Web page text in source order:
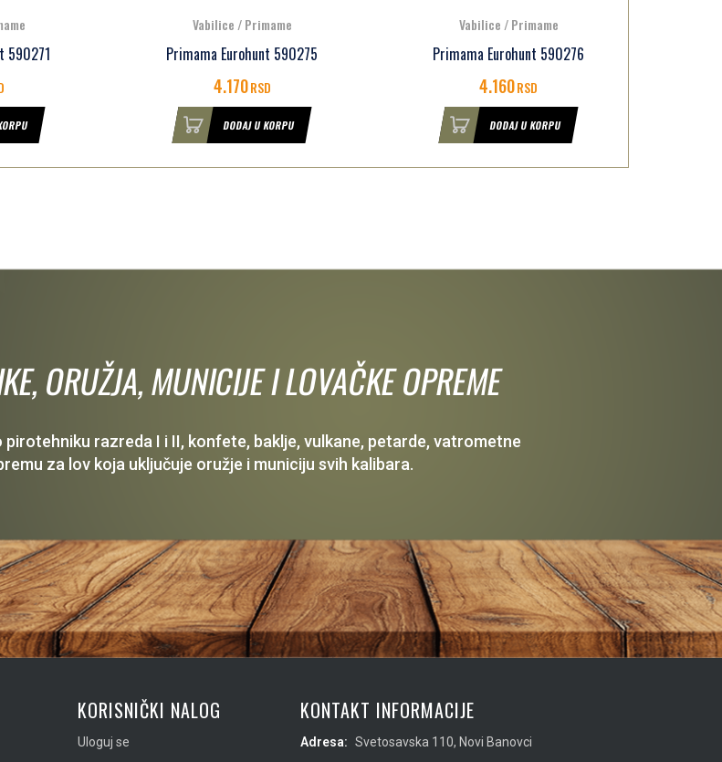
590275
Vabilice / Primame
Primama Eurohunt 590276
4.160RSD
DODAJ U KORPU
Vabilice / Primame
Primama za divlje svinje 590201
2.790RSD
DODAJ U KORPU
ORUŽJA, MUNICIJE I LOVAČKE OPREME
razreda I i II, konfete, baklje, vulkane, petarde, vatrometne
za lov koja uključuje oružje i municiju svih kalibara.
KORISNIČKI NALOG
Uloguj se
KONTAKT INFORMACIJE
Adresa: Svetosavska 110, Novi Banovci